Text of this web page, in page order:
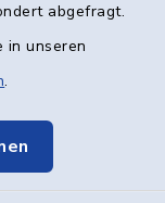
abgefragt.
in unseren
.